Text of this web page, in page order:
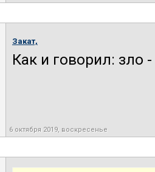
Закат,
Как и говорил: зло
6 октября 2019, воскресенье